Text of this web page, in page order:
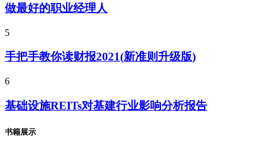
做最好的职业经理人
5
手把手教你读财报2021(新准则升级版)
6
基础设施REITs对基建行业影响分析报告
书籍展示